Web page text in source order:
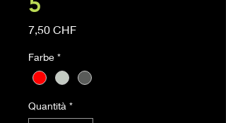
7,50 CHFPrezzo
Farbe *
Quantità *